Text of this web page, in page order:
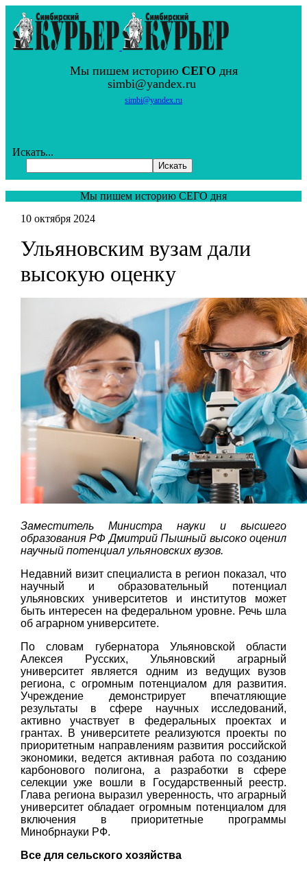
Мы пишем историю СЕГО дня
simbi@yandex.ru
simbi@yandex.ru
Искать...
Искать
Мы пишем историю СЕГО дня
10 октября 2024
Ульяновским вузам дали
высокую оценку
Заместитель Министра науки и высшего
образования РФ Дмитрий Пышный высоко оценил
научный потенциал ульяновских вузов.
Недавний визит специалиста в регион показал, что
научный и образовательный потенциал
ульяновских университетов и институтов может
быть интересен на федеральном уровне. Речь шла
об аграрном университете.
По словам губернатора Ульяновской области
Алексея Русских, Ульяновский аграрный
университет является одним из ведущих вузов
региона, с огромным потенциалом для развития.
Учреждение демонстрирует впечатляющие
результаты в сфере научных исследований,
активно участвует в федеральных проектах и
грантах. В университете реализуются проекты по
приоритетным направлениям развития российской
экономики, ведется активная работа по созданию
карбонового полигона, а разработки в сфере
селекции уже вошли в Государственный реестр.
Глава региона выразил уверенность, что аграрный
университет обладает огромным потенциалом для
включения в приоритетные программы
Минобрнауки РФ.
Все для сельского хозяйства